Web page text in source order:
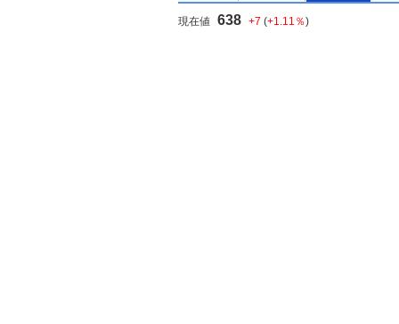
現在値 638 +7 (+1.11％)